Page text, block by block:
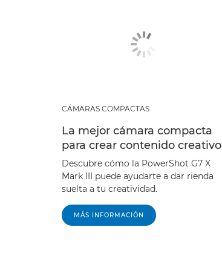
CÁMARAS COMPACTAS
La mejor cámara compacta
para crear contenido creativo
Descubre cómo la PowerShot G7 X
Mark III puede ayudarte a dar rienda
suelta a tu creatividad.
MÁS INFORMACIÓN